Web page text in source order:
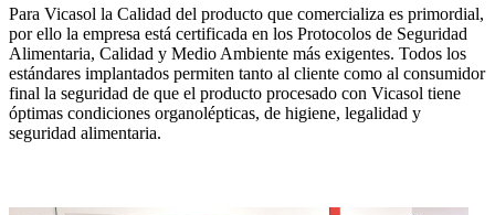
Para Vicasol la Calidad del producto que comercializa es primordial,
por ello la empresa está certificada en los Protocolos de Seguridad
Alimentaria, Calidad y Medio Ambiente más exigentes. Todos los
estándares implantados permiten tanto al cliente como al consumidor
final la seguridad de que el producto procesado con Vicasol tiene
óptimas condiciones organolépticas, de higiene, legalidad y
seguridad alimentaria.